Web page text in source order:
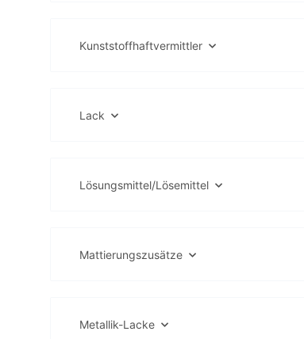
Kunststoffhaftvermittler
Lack
Lösungsmittel/Lösemittel
Mattierungszusätze
Metallik-Lacke